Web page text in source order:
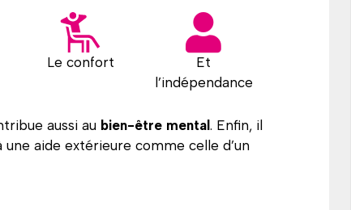
Le confort
Et
l’indépendance
aussi au bien-être mental. Enfin, il
aide extérieure comme celle d’un